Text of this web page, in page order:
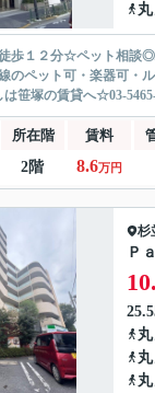
歩１２分☆ペット相談◎
のペット可・楽器可・
は笹塚の賃貸へ☆03-
所在階 賃料
2階 8.6万円
杉
Ｐ